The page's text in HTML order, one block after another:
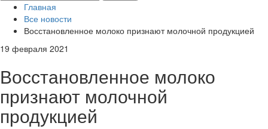
Главная
Все новости
Восстановленное молоко признают молочной продукцией
19 февраля 2021
Восстановленное молоко
признают молочной
продукцией